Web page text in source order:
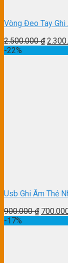
Vòng Đeo Tay
2.500.000₫
-22%
Usb Ghi Âm Thẻ
900.000₫
-17%